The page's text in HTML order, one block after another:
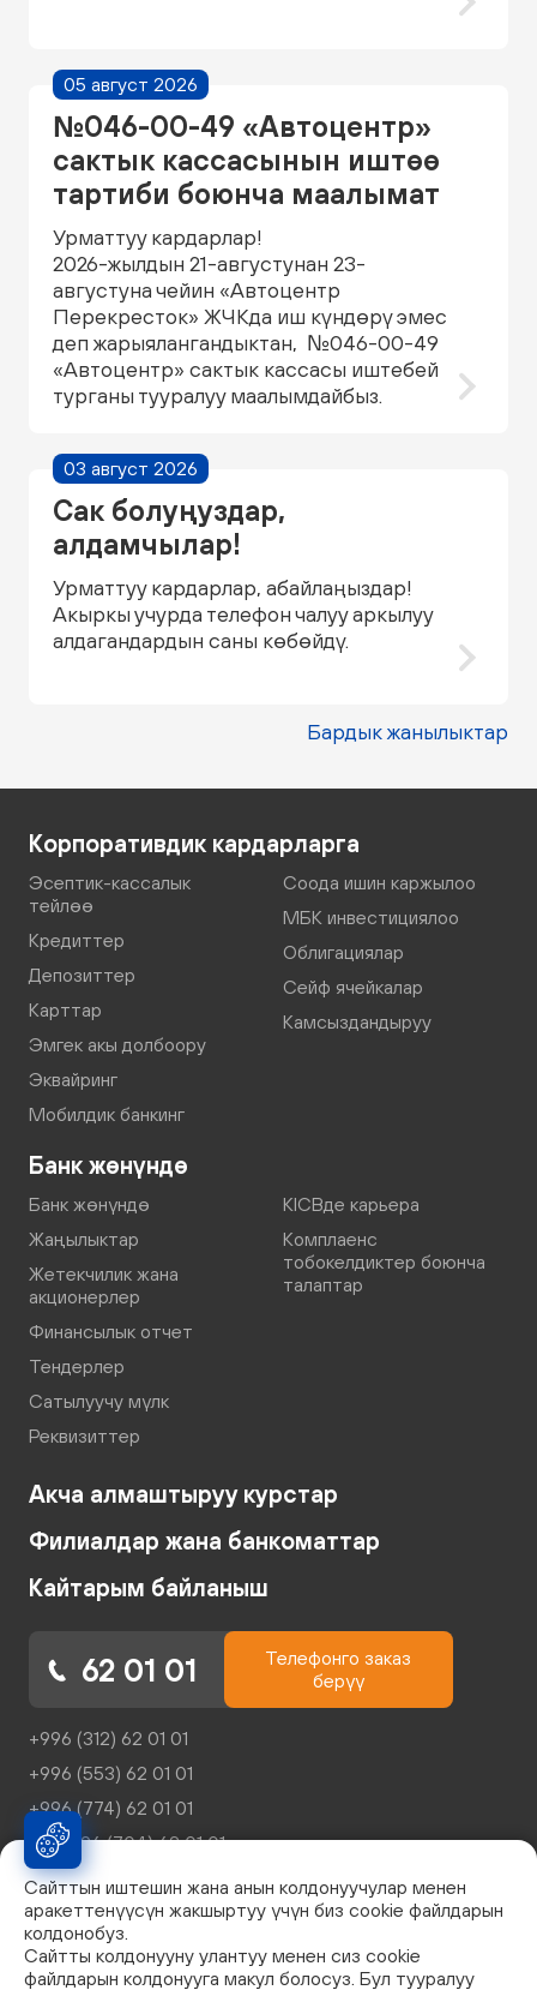
Сайттын иштешин жана анын колдонуучулар менен
аракеттенүүсүн жакшыртуу үчүн биз cookie файлдарын
колдонобуз.
Сайтты колдонууну улантуу менен сиз cookie
файлдарын колдонууга макул болосуз. Бул тууралуу
05 август 2026
№046-00-49 «Автоцентр»
сактык кассасынын иштөө
тартиби боюнча маалымат
Урматтуу кардарлар!
2026-жылдын 21-августунан 23-
августуна чейин «Автоцентр
Перекресток» ЖЧКда иш күндөрү эмес
деп жарыялангандыктан, №046-00-49
«Автоцентр» сактык кассасы иштебей
турганы тууралуу маалымдайбыз.
03 август 2026
Сак болуңуздар,
алдамчылар!
Урматтуу кардарлар, абайлаңыздар!
Акыркы учурда телефон чалуу аркылуу
алдагандардын саны көбөйдү.
Бардык жанылыктар
Корпоративдик кардарларга
Эсептик-кассалык
тейлөө
Кредиттер
Депозиттер
Карттар
Эмгек акы долбоору
Эквайринг
Мобилдик банкинг
Соода ишин каржылоо
МБК инвестициялоо
Облигациялар
Сейф ячейкалар
Камсыздандыруу
Банк жөнүндө
Банк жөнүндө
Жаңылыктар
Жетекчилик жана
акционерлер
Финансылык отчет
Тендерлер
Сатылуучу мүлк
Реквизиттер
KICBде карьера
Комплаенс
тобокелдиктер боюнча
талаптар
Акча алмаштыруу курстар
Филиалдар жана банкоматтар
Кайтарым байланыш
62 01 01
Телефонго заказ
берүү
+996 (312) 62 01 01
+996 (553) 62 01 01
+996 (774) 62 01 01
+996 (704) 62 01 01
reception@kicb.net